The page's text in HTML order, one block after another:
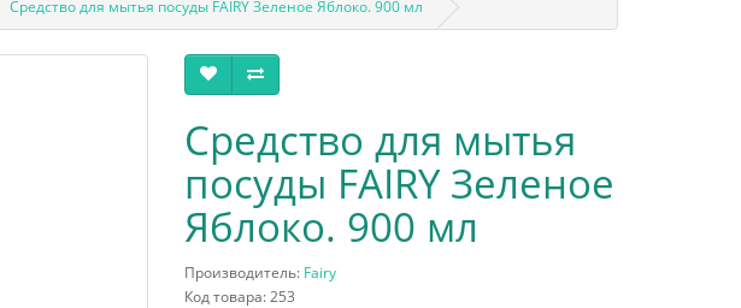
Средство для мытья посуды FAIRY Зеленое Яблоко. 900 мл
Средство для мытья
посуды FAIRY Зеленое
Яблоко. 900 мл
Производитель: Fairy
Код товара: 253